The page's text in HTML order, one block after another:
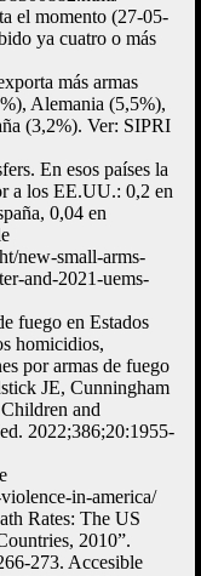
el momento (27-05-
ya cuatro o más
más armas
Alemania (5,5%),
(3,2%). Ver: SIPRI
En esos países la
a los EE.UU.: 0,2 en
0,04 en
new-small-arms-
and-2021-uems-
fuego en Estados
homicidios,
por armas de fuego
JE, Cunningham
and
2022;386;20:1955-
in-america/
Rates: The US
2010”.
273. Accesible